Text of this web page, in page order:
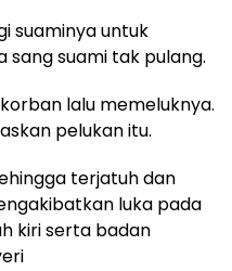
suaminya untuk
sang suami tak pulang.
lalu memeluknya.
pelukan itu.
terjatuh dan
luka pada
kiri serta badan